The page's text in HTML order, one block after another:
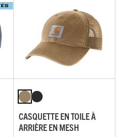
CASQUETTE EN TOILE À
ARRIÈRE EN MESH